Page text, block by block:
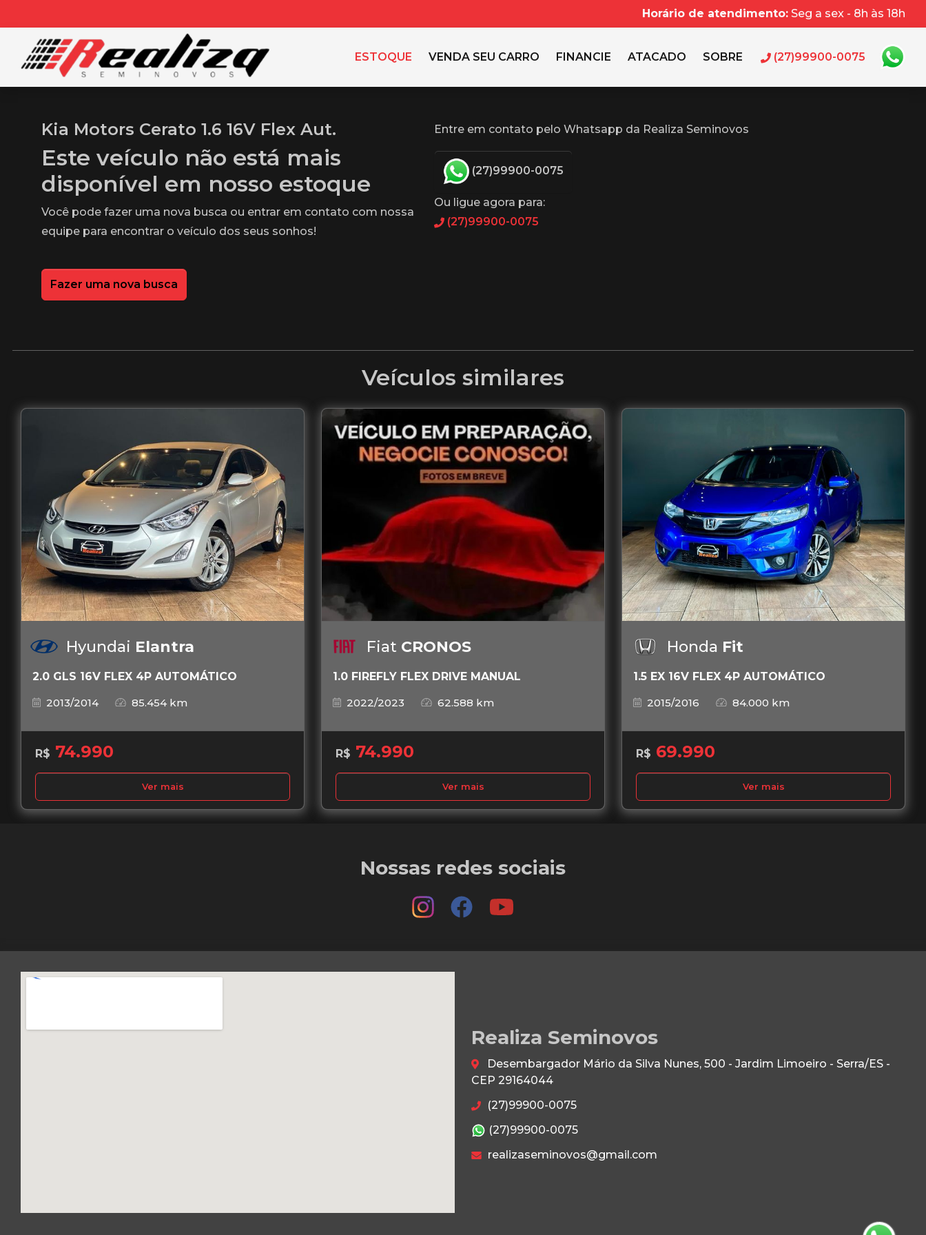
Horário de atendimento: Seg a sex - 8h às 18h
ESTOQUE VENDA SEU CARRO FINANCIE ATACADO SOBRE (27)99900-0075
Kia Motors Cerato 1.6 16V Flex Aut.
Este veículo não está mais
disponível em nosso estoque
Você pode fazer uma nova busca ou entrar em contato com nossa
equipe para encontrar o veículo dos seus sonhos!
Fazer uma nova busca
Entre em contato pelo Whatsapp da Realiza Seminovos
(27)99900-0075
Ou ligue agora para:
(27)99900-0075
Veículos similares
Hyundai Elantra
2.0 GLS 16V FLEX 4P AUTOMÁTICO
2013/2014
85.454 km
R$ 74.990
Ver mais
Fiat CRONOS
1.0 FIREFLY FLEX DRIVE MANUAL
2022/2023
62.588 km
R$ 74.990
Ver mais
Honda Fit
1.5 EX 16V FLEX 4P AUTOMÁTICO
2015/2016
84.000 km
R$ 69.990
Ver mais
Nossas redes sociais
Realiza Seminovos
Desembargador Mário da Silva Nunes, 500 - Jardim Limoeiro - Serra/ES -
CEP 29164044
(27)99900-0075
(27)99900-0075
realizaseminovos@gmail.com